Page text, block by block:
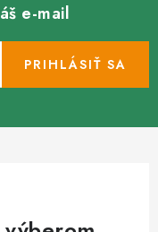
e-mail
PRIHLÁSIŤ SA